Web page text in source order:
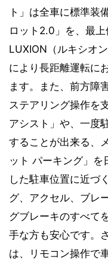
ト」は全車に標準装
ロット2.0」を、最
LUXION（ルキシオ
により長距離運転に
ます。また、前方障
ステアリング操作を
アシスト」や、一度
することが出来る、
ット パーキング」
した駐車位置に近づ
グ、アクセル、ブレ
グブレーキのすべて
手な方も安心です。
は、リモコン操作で